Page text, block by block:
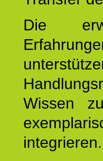
Die
Wissen
integrieren.